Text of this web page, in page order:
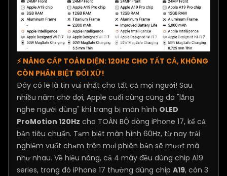
⚡ NÂNG CẤP TOÀN DIỆN: 120HZ CHO TẤT CẢ, KHÔNG
CÒN PHÂN BIỆT ĐỐI XỬ!
Đây có lẽ là tin vui nhất cho tất cả mọi người! Sau
nhiều năm chờ đợi, Apple cuối cùng cũng đã "lắng
nghe người dùng" khi trang bị màn hình OLED
ProMotion 120Hz cho TOÀN BỘ dòng iPhone 17, kể cả
bản tiêu chuẩn. Tạm biệt màn hình 60Hz, từ nay trải
nghiệm vuốt chạm trên mọi phiên bản sẽ mượt mà
như nhau. Về hiệu năng, cả 4 máy đều dùng chip A19
series, trong đó iPhone 17 thường dùng chip A19, còn 3